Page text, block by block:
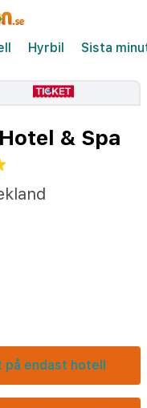
Hyrbil Sista
& Spa
endast hotell